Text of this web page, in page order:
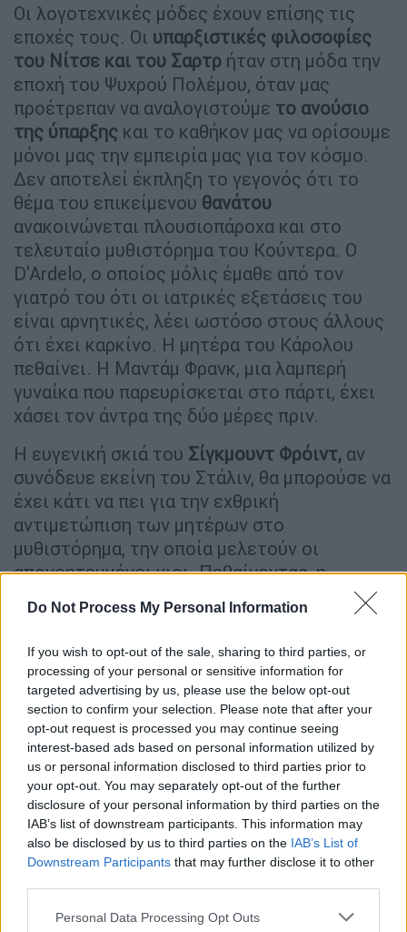
Do Not Process My Personal Information
If you wish to opt-out of the sale, sharing to third parties, or
processing of your personal or sensitive information for
targeted advertising by us, please use the below opt-out
section to confirm your selection. Please note that after your
opt-out request is processed you may continue seeing
interest-based ads based on personal information utilized by
us or personal information disclosed to third parties prior to
your opt-out. You may separately opt-out of the further
disclosure of your personal information by third parties on the
IAB’s list of downstream participants. This information may
also be disclosed by us to third parties on the IAB’s List of
Downstream Participants that may further disclose it to other
Please note that this website/app uses one or more Google
Personal Data Processing Opt Outs
Οι λογοτεχνικές μόδες έχουν επίσης τις
εποχές τους. Οι υπαρξιστικές φιλοσοφίες
του Νίτσε και του Σαρτρ ήταν στη μόδα την
εποχή του Ψυχρού Πολέμου, όταν μας
προέτρεπαν να αναλογιστούμε το ανούσιο
της ύπαρξης και το καθήκον μας να ορίσουμε
μόνοι μας την εμπειρία μας για τον κόσμο.
Δεν αποτελεί έκπληξη το γεγονός ότι το
θέμα του επικείμενου θανάτου
ανακοινώνεται πλουσιοπάροχα και στο
τελευταίο μυθιστόρημα του Κούντερα. Ο
D'Ardelo, ο οποίος μόλις έμαθε από τον
γιατρό του ότι οι ιατρικές εξετάσεις του
είναι αρνητικές, λέει ωστόσο στους άλλους
ότι έχει καρκίνο. Η μητέρα του Κάρολου
πεθαίνει. Η Μαντάμ Φρανκ, μια λαμπερή
γυναίκα που παρευρίσκεται στο πάρτι, έχει
χάσει τον άντρα της δύο μέρες πριν.
Η ευγενική σκιά του Σίγκμουντ Φρόιντ, αν
συνόδευε εκείνη του Στάλιν, θα μπορούσε να
έχει κάτι να πει για την εχθρική
αντιμετώπιση των μητέρων στο
μυθιστόρημα, την οποία μελετούν οι
απογοητευμένοι γιοι. Πεθαίνοντας, η
εγκαταλείπει. Η παραμελημένη μητέρα του
Αλέν, που ήταν ένα ανεπιθύμητο μωρό, έχει
προκαλέσει την αγανακτισμένη εμμονή του
στον ομφαλό και τον οδηγεί στο να τη
φαντάζεται να διαπράττει φόνο αλά ο ξένος
του Καμύ. Στη νέα χιλιετία, δηλώνει: «Θα
ζήσουμε κάτω από το σημάδι του ομφαλού,
... όλοι μας βάζοντας στο στόχαστρο όχι την
αγαπημένη γυναίκα, αλλά την ίδια μικρή
τρύπα στη μέση της κοιλιάς, την τρύπα που
αντιπροσωπεύει το μοναδικό νόημα».
Στην πρώτη σελίδα, ο αφηγητής ραψολογεί
για τα νεαρά κορίτσια που δείχνουν τον